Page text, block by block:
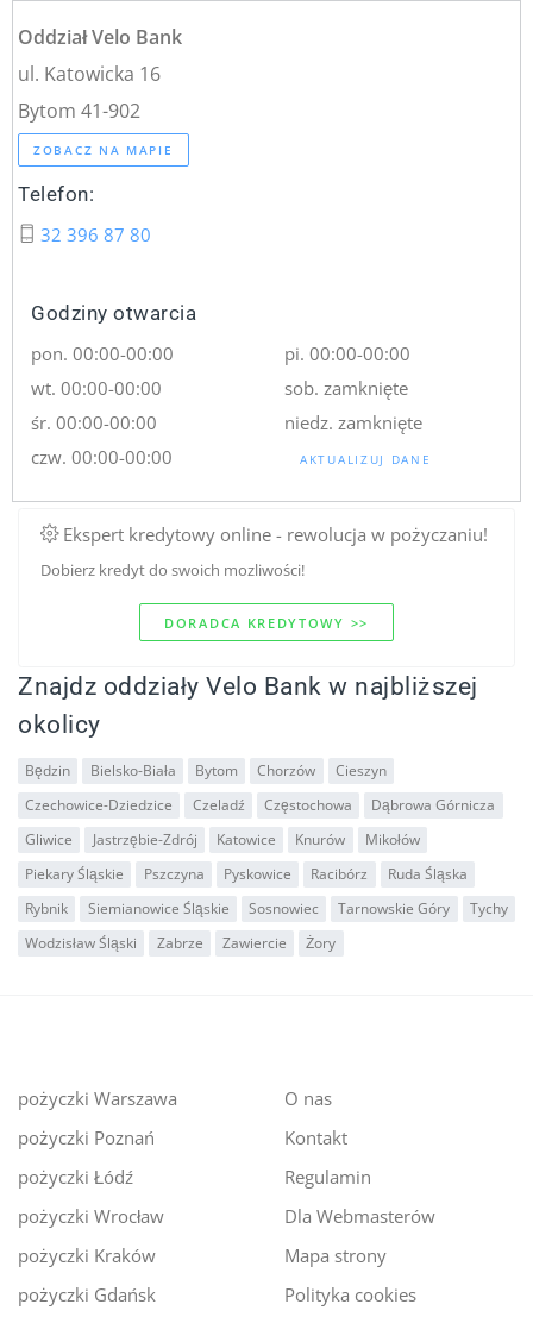
Oddział Velo Bank
ul. Katowicka 16
Bytom 41-902
ZOBACZ NA MAPIE
Telefon:
32 396 87 80
Godziny otwarcia
pon. 00:00-00:00
wt. 00:00-00:00
śr. 00:00-00:00
czw. 00:00-00:00
pi. 00:00-00:00
sob. zamknięte
niedz. zamknięte
AKTUALIZUJ DANE
Ekspert kredytowy online - rewolucja w pożyczaniu!
Dobierz kredyt do swoich mozliwości!
DORADCA KREDYTOWY >>
Znajdz oddziały Velo Bank w najbliższej
okolicy
Będzin Bielsko-Biała Bytom Chorzów
Cieszyn
Czechowice-Dziedzice
Czeladź Częstochowa
Dąbrowa Górnicza
Gliwice
Jastrzębie-Zdrój Katowice Knurów
Mikołów
Piekary Śląskie
Pszczyna Pyskowice Racibórz
Ruda Śląska
Rybnik
Siemianowice Śląskie Sosnowiec Tarnowskie Góry
Tychy
Wodzisław Śląski
Zabrze Zawiercie Żory
pożyczki Warszawa
pożyczki Poznań
pożyczki Łódź
pożyczki Wrocław
pożyczki Kraków
pożyczki Gdańsk
O nas
Kontakt
Regulamin
Dla Webmasterów
Mapa strony
Polityka cookies